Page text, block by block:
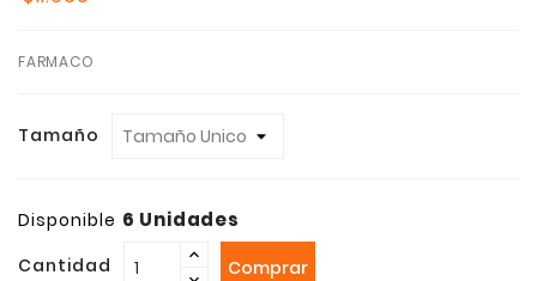
FARMACO
Tamaño
Disponible 6 Unidades
Cantidad Comprar